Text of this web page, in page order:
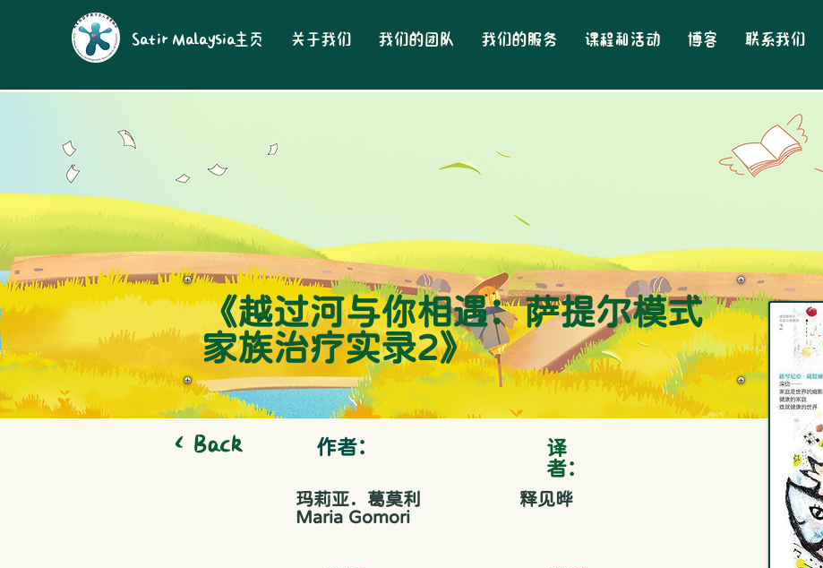
Satir Malaysia主页 关于我们 我们的团队 我们的服务 课程和活动 博客 联系我们
《越过河与你相遇：萨提尔模式
家族治疗实录2》
< Back 作者：
玛莉亚．葛莫利
Maria Gomori
​译
者：
释见晔